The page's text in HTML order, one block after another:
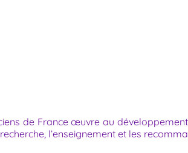
de France œuvre au
l’enseignement et les